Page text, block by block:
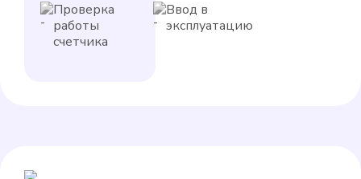
Проверка
работы
счетчика
Ввод в
эксплуатацию